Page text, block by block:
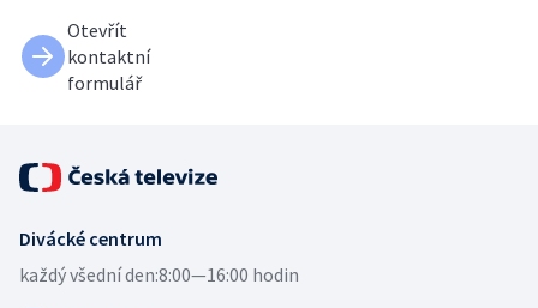
Otevřít
kontaktní
formulář
Divácké centrum
každý všední den:8:00—16:00 hodin